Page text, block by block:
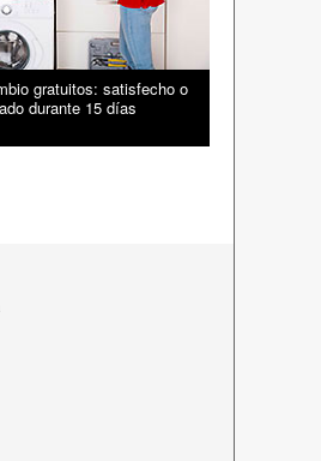
gratuitos: satisfecho o
durante 15 días